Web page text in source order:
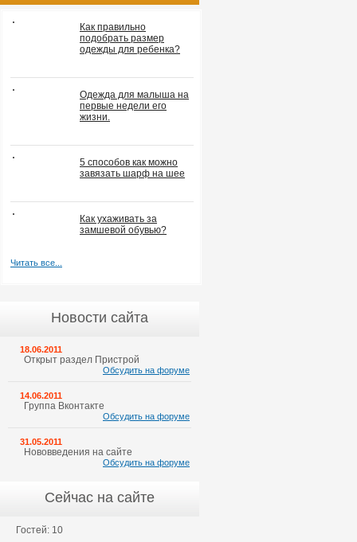
Как правильно
подобрать размер
одежды для ребенка?
Одежда для малыша на
первые недели его
жизни.
5 способов как можно
завязать шарф на шее
Как ухаживать за
замшевой обувью?
Читать все...
Новости сайта
18.06.2011
Открыт раздел Пристрой
Обсудить на форуме
14.06.2011
Группа Вконтакте
Обсудить на форуме
31.05.2011
Нововведения на сайте
Обсудить на форуме
Сейчас на сайте
Гостей: 10